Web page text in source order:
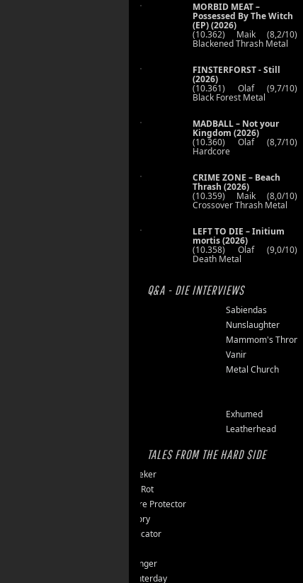
MORBID MEAT –
Possessed By The Witch
(EP) (2026)
(10.362) Maik (8,2/10)
Blackened Thrash Metal
FINSTERFORST - Still
(2026)
(10.361) Olaf (9,7/10)
Black Forest Metal
MADBALL – Not your
Kingdom (2026)
(10.360) Olaf (8,7/10)
Hardcore
CRIME ZONE – Beach
Thrash (2026)
(10.359) Maik (8,0/10)
Crossover Thrash Metal
LEFT TO DIE – Initium
mortis (2026)
(10.358) Olaf (9,0/10)
Death Metal
Q&A - DIE INTERVIEWS
Sabiendas
Nunslaughter
Mammom's Throne
Vanir
Metal Church
Exhumed
Leatherhead
TALES FROM THE HARD SIDE
Endseeker
Jungle Rot
40 Jahre Protector
Vomitory
Messticator
Clawfinger
Slaughterday